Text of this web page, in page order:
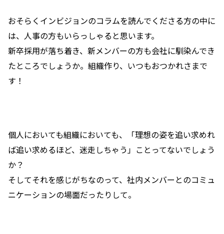
おそらくインビジョンのコラムを読んでくださる方の中に
は、人事の方もいらっしゃると思います。
新卒採用が落ち着き、新メンバーの方も会社に馴染んでき
たところでしょうか。組織作り、いつもおつかれさまで
す！
個人においても組織においても、「理想の姿を追い求めれ
ば追い求めるほど、迷走しちゃう」ことってないでしょう
か？
そしてそれを感じがちなのって、社内メンバーとのコミュ
ニケーションの場面だったりして。